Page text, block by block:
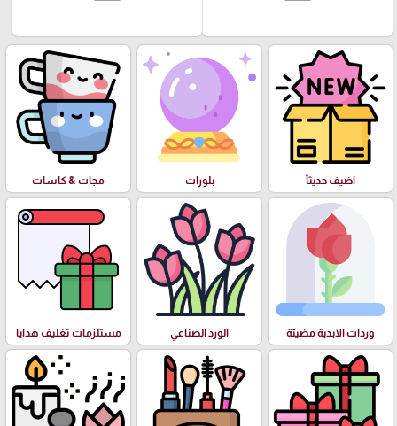
اضيف حديثأ بلورات مجات & كاسات
وردات الابدية مضيئة الورد الصناعي مستلزمات تغليف هدايا